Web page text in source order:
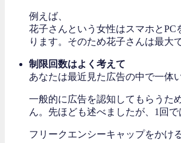
例えば、
花子さんという女性はスマホとPC
ります。そのため花子さんは最大
制限回数はよく考えて
あなたは最近見た広告の中で一体
一般的に広告を認知してもらうた
ん。先ほども述べましたが、1回
フリークエンシーキャップをかけ